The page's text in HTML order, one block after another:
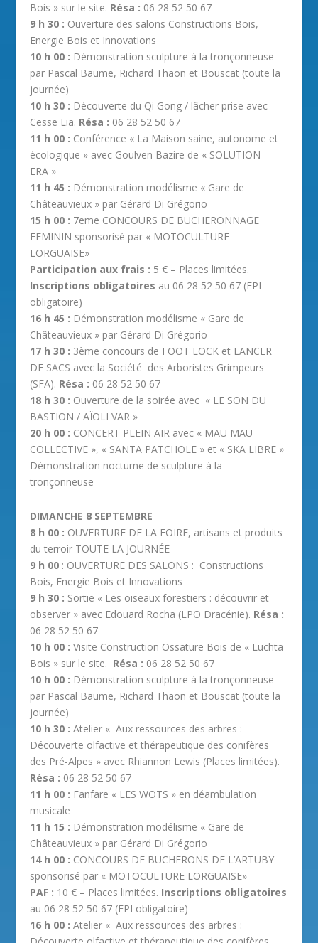
Bois » sur le site. Résa : 06 28 52 50 67
9 h 30 : Ouverture des salons Constructions Bois,
Energie Bois et Innovations
10 h 00 : Démonstration sculpture à la tronçonneuse
par Pascal Baume, Richard Thaon et Bouscat (toute la
journée)
10 h 30 : Découverte du Qi Gong / lâcher prise avec
Cesse Lia. Résa : 06 28 52 50 67
11 h 00 : Conférence « La Maison saine, autonome et
écologique » avec Goulven Bazire de « SOLUTION
ERA »
11 h 45 : Démonstration modélisme « Gare de
Châteauvieux » par Gérard Di Grégorio
15 h 00 : 7eme CONCOURS DE BUCHERONNAGE
FEMININ sponsorisé par « MOTOCULTURE
LORGUAISE»
Participation aux frais : 5 € – Places limitées.
Inscriptions obligatoires au 06 28 52 50 67 (EPI
obligatoire)
16 h 45 : Démonstration modélisme « Gare de
Châteauvieux » par Gérard Di Grégorio
17 h 30 : 3ème concours de FOOT LOCK et LANCER
DE SACS avec la Société des Arboristes Grimpeurs
(SFA). Résa : 06 28 52 50 67
18 h 30 : Ouverture de la soirée avec « LE SON DU
BASTION / AÏOLI VAR »
20 h 00 : CONCERT PLEIN AIR avec « MAU MAU
COLLECTIVE », « SANTA PATCHOLE » et « SKA LIBRE »
Démonstration nocturne de sculpture à la
tronçonneuse
DIMANCHE 8 SEPTEMBRE
8 h 00 : OUVERTURE DE LA FOIRE, artisans et produits
du terroir TOUTE LA JOURNÉE
9 h 00 : OUVERTURE DES SALONS : Constructions
Bois, Energie Bois et Innovations
9 h 30 : Sortie « Les oiseaux forestiers : découvrir et
observer » avec Edouard Rocha (LPO Dracénie). Résa :
06 28 52 50 67
10 h 00 : Visite Construction Ossature Bois de « Luchta
Bois » sur le site. Résa : 06 28 52 50 67
10 h 00 : Démonstration sculpture à la tronçonneuse
par Pascal Baume, Richard Thaon et Bouscat (toute la
journée)
10 h 30 : Atelier « Aux ressources des arbres :
Découverte olfactive et thérapeutique des conifères
des Pré-Alpes » avec Rhiannon Lewis (Places limitées).
Résa : 06 28 52 50 67
11 h 00 : Fanfare « LES WOTS » en déambulation
musicale
11 h 15 : Démonstration modélisme « Gare de
Châteauvieux » par Gérard Di Grégorio
14 h 00 : CONCOURS DE BUCHERONS DE L’ARTUBY
sponsorisé par « MOTOCULTURE LORGUAISE»
PAF : 10 € – Places limitées. Inscriptions obligatoires
au 06 28 52 50 67 (EPI obligatoire)
16 h 00 : Atelier « Aux ressources des arbres :